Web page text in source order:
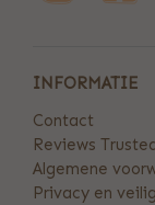
INFORMATIE
Contact
Reviews
Algemene
Privacy en